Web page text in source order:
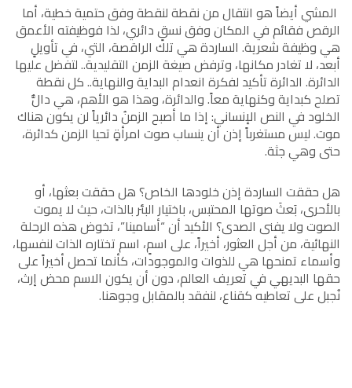
المشي أيضاً هو انتقال من نقطة لنقطة وفق حتمية خطية، أما
الرقص فقائم في المكان وفق نسقٍ دائري، لذا فوظيفته الأعمق
هي وظيفة شعرية. الساردة هي تلك الراقصة، التي، في تأويلٍ
أبعد، لا تغادر مكانها، وترفض صيغة الزمن التقليدية.. لتفضل عليها
الدائرة. الدائرة تأكيد لفكرة انعدام البداية والنهاية.. كل نقطة
تصلح كبداية وكنهاية معاً. والدائرة، وهذا هو الأهم، هي دالُّ
الخلود في النص الإنساني: إذا ما أصبح الزمنُ دائرياً لن يكون هناك
موت. ليس مستغرباً إذن أن ينساب صوت امرأةٍ تحيا الزمن كدائرة،
حتى وهي جثة.
هل حققت الساردة إذن خلودها الخاص؟ هل حققت بعثها، أو
بالأحرى، بَعثَ صوتها المحتبس، باختيار البئر بالذات، حيث لا يموت
الصوت ولا يفنى الصدى؟ الأكيد أن “أسامينا”، تخوض هذه الرحلة
النهائية، من أجل العثور، أخيراً، على اسمٍ، اسم تختاره الذات لنفسها،
وأسماء تمنحها هي للذوات والموجودات، كأنما تحصل أخيراً على
حقها البديهي في تعريف العالم، دون أن يكون الاسم محض إرث،
نُجبل على تعاطيه كقناع، لنفقد بالمقابل وجوهنا.